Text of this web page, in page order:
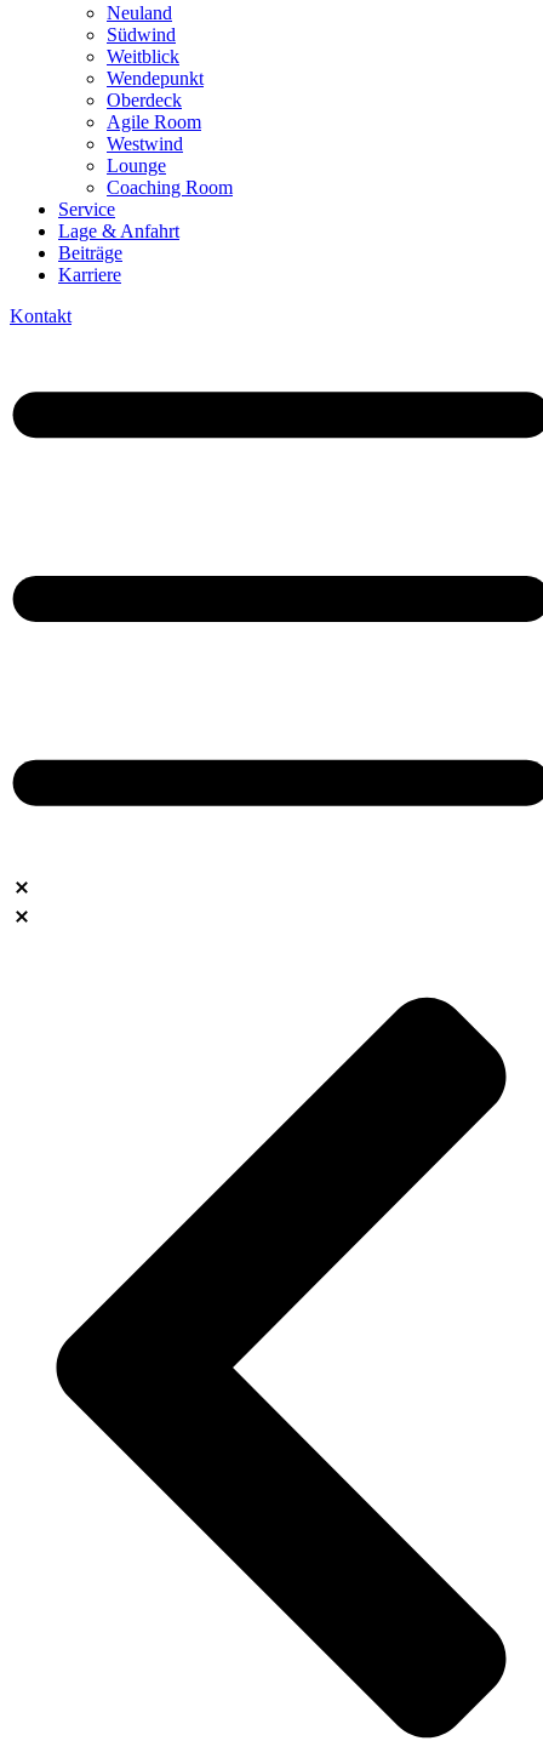
Neuland
Südwind
Weitblick
Wendepunkt
Oberdeck
Agile Room
Westwind
Lounge
Coaching Room
Service
Lage & Anfahrt
Beiträge
Karriere
Kontakt